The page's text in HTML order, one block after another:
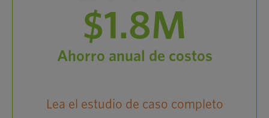
$1.8M
Ahorro anual de costos
Lea el estudio de caso completo